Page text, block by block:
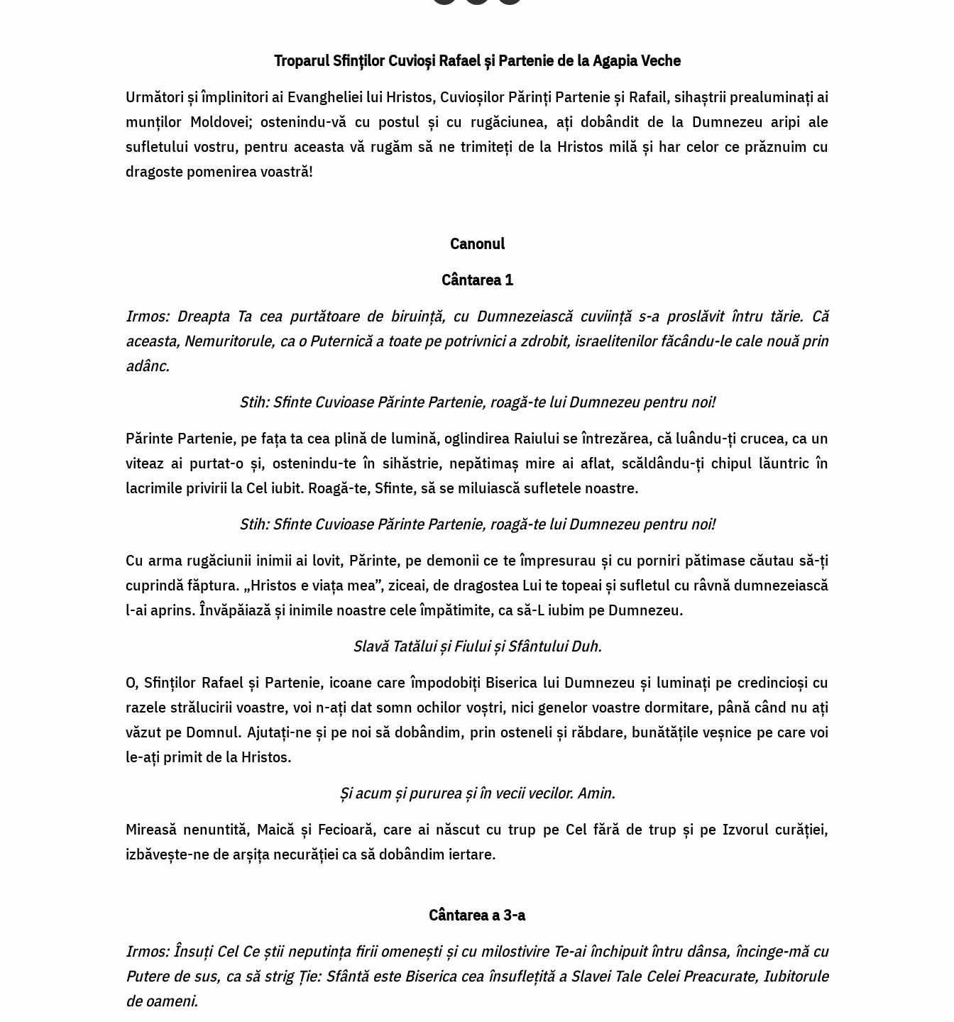
Troparul Sfinţilor Cuvioşi Rafael şi Partenie de la Agapia Veche
Următori şi împlinitori ai Evangheliei lui Hristos, Cuvioşilor Părinţi Partenie şi Rafail, sihaştrii prealuminaţi ai
munţilor Moldovei; ostenindu-vă cu postul şi cu rugăciunea, aţi dobândit de la Dumnezeu aripi ale
sufletului vostru, pentru aceasta vă rugăm să ne trimiteţi de la Hristos milă şi har celor ce prăznuim cu
dragoste pomenirea voastră!
Canonul
Cântarea 1
Irmos: Dreapta Ta cea purtătoare de biruinţă, cu Dumnezeiască cuviinţă s-a proslăvit întru tărie. Că
aceasta, Nemuritorule, ca o Puternică a toate pe potrivnici a zdrobit, israelitenilor făcându-le cale nouă prin
adânc.
Stih: Sfinte Cuvioase Părinte Partenie, roagă-te lui Dumnezeu pentru noi!
Părinte Partenie, pe fața ta cea plină de lumină, oglindirea Raiului se întrezărea, că luându-ți crucea, ca un
viteaz ai purtat-o și, ostenindu-te în sihăstrie, nepătimaș mire ai aflat, scăldându-ți chipul lăuntric în
lacrimile privirii la Cel iubit. Roagă-te, Sfinte, să se miluiască sufletele noastre.
Stih: Sfinte Cuvioase Părinte Partenie, roagă-te lui Dumnezeu pentru noi!
Cu arma rugăciunii inimii ai lovit, Părinte, pe demonii ce te împresurau și cu porniri pătimase căutau să-ți
cuprindă făptura. „Hristos e viața mea”, ziceai, de dragostea Lui te topeai și sufletul cu râvnă dumnezeiască
l-ai aprins. Învăpăiază și inimile noastre cele împătimite, ca să-L iubim pe Dumnezeu.
Slavă Tatălui şi Fiului şi Sfântului Duh.
O, Sfinților Rafael și Partenie, icoane care împodobiți Biserica lui Dumnezeu și luminați pe credincioși cu
razele strălucirii voastre, voi n-ați dat somn ochilor voștri, nici genelor voastre dormitare, până când nu ați
văzut pe Domnul. Ajutați-ne și pe noi să dobândim, prin osteneli și răbdare, bunătățile veșnice pe care voi
le-ați primit de la Hristos.
Şi acum şi pururea şi în vecii vecilor. Amin.
Mireasă nenuntită, Maică și Fecioară, care ai născut cu trup pe Cel fără de trup și pe Izvorul curăției,
izbăvește-ne de arșița necurăției ca să dobândim iertare.
Cântarea a 3-a
Irmos: Însuţi Cel Ce ştii neputinţa firii omeneşti şi cu milostivire Te-ai închipuit întru dânsa, încinge-mă cu
Putere de sus, ca să strig Ţie: Sfântă este Biserica cea însufleţită a Slavei Tale Celei Preacurate, Iubitorule
de oameni.